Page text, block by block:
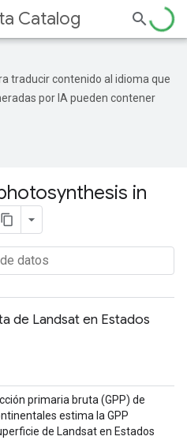
Catalog
traducir contenido al idioma que
por IA pueden contener
in
de Landsat en Estados
primaria bruta (GPP) de
estima la GPP
de Landsat en Estados